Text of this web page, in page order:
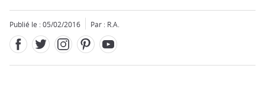
Publié le : 05/02/2016 Par : R.A.
Fermer